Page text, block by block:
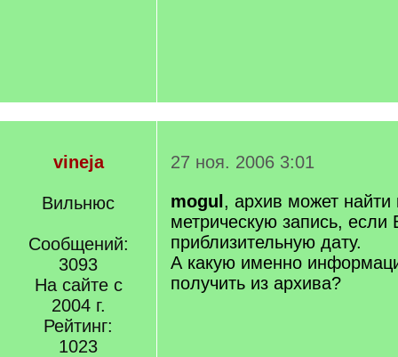
vineja
Вильнюс
Сообщений:
3093
На сайте с
2004 г.
Рейтинг:
1023
27 ноя. 2006 3:01
mogul , архив может найти
метрическую запись, если
приблизительную дату.
А какую именно
получить из архива?